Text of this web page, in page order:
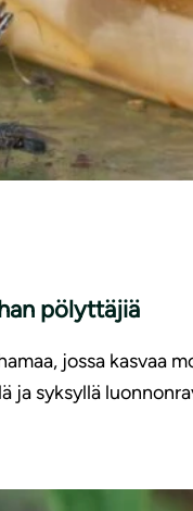
pölyttäjiä
jossa kasvaa
ja syksyllä